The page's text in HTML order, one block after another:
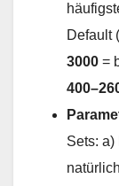
Default
3000 =
Sets: a)